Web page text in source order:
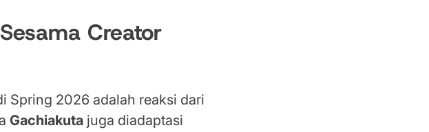
Creator
Spring 2026 adalah reaksi dari
Gachiakuta juga diadaptasi